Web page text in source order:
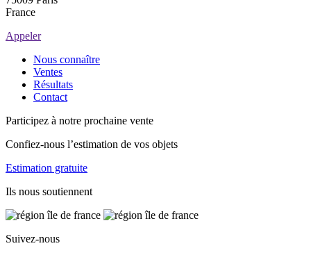
France
Appeler
Nous connaître
Ventes
Résultats
Contact
Participez à notre prochaine vente
Confiez-nous l’estimation de vos objets
Estimation gratuite
Ils nous soutiennent
Suivez-nous